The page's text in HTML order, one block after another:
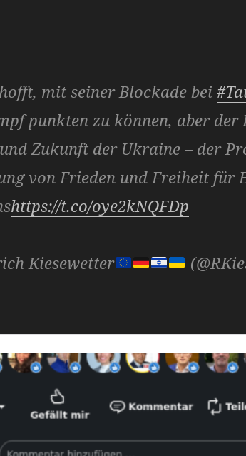
hofft, mit seiner Blockade bei
punkten zu können, aber der
Zukunft der Ukraine – der
von Frieden und Freiheit für
https://t.co/oye2kNQFDp
Kiesewetter